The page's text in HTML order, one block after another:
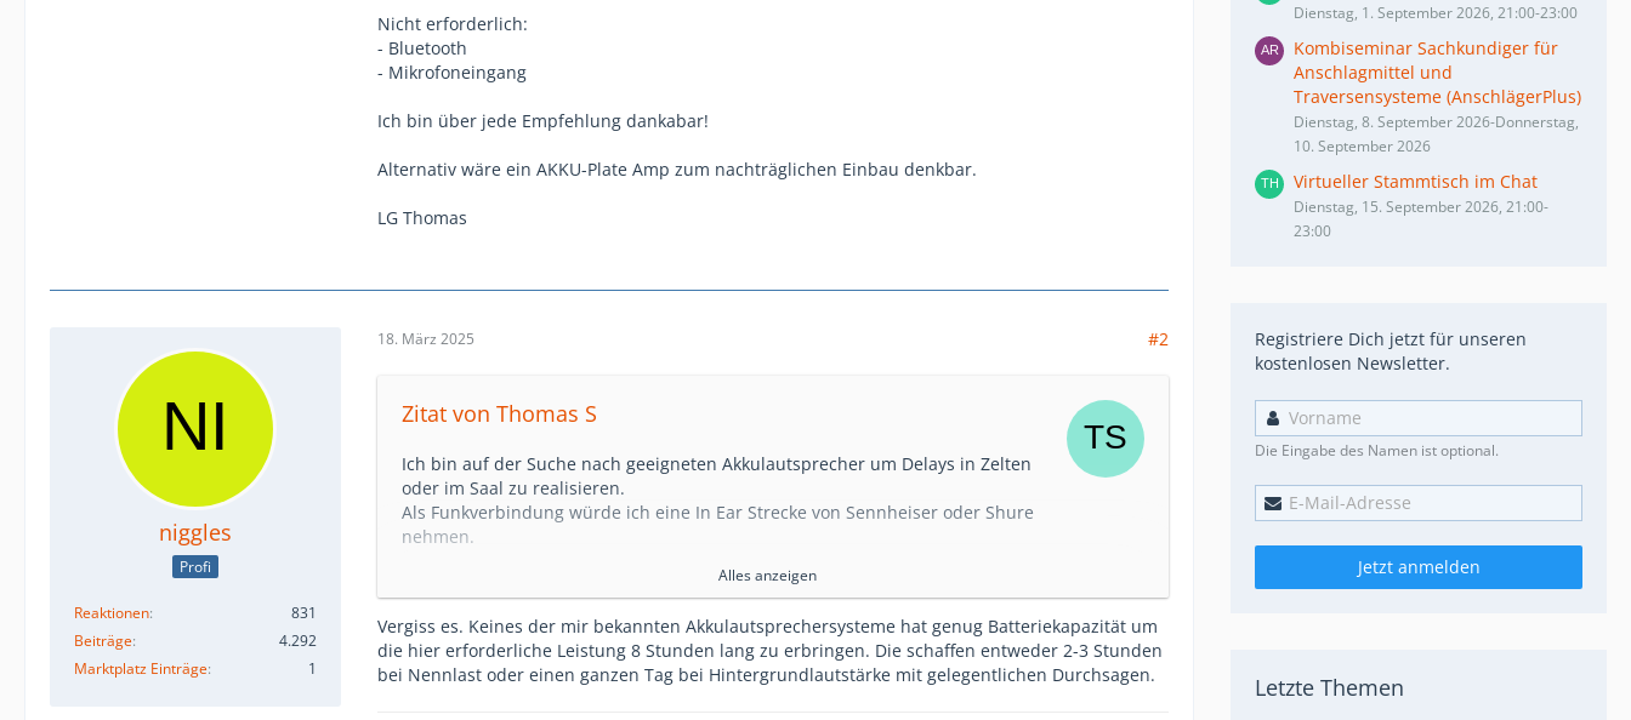
Nicht erforderlich:
- Bluetooth
- Mikrofoneingang
Ich bin über jede Empfehlung dankabar!
Alternativ wäre ein AKKU-Plate Amp zum nachträglichen Einbau denkbar.
LG Thomas
niggles
Profi
Reaktionen
831
Beiträge
4.292
Marktplatz Einträge
1
18. März 2025 #2
Zitat von Thomas S
Ich bin auf der Suche nach geeigneten Akkulautsprecher um Delays in Zelten
oder im Saal zu realisieren.
Als Funkverbindung würde ich eine In Ear Strecke von Sennheiser oder Shure
nehmen.
Anwendungen im Hobbybereich optimiert ist.
Was sollte das Teil können:
- Akkubetrieb mindestens 8 Stunden bei Maximalpegel (bei 80-100Hz getrennt )
- 10" oder 12" oder was ähnliches in der Leistungsklasse ( zb. 6x6" oder 8x4")
Alles anzeigen
Vergiss es. Keines der mir bekannten Akkulautsprechersysteme hat genug Batteriekapazität um
die hier erforderliche Leistung 8 Stunden lang zu erbringen. Die schaffen entweder 2-3 Stunden
bei Nennlast oder einen ganzen Tag bei Hintergrundlautstärke mit gelegentlichen Durchsagen.
Dienstag, 1. September 2026, 21:00-23:00
Kombiseminar Sachkundiger für
Anschlagmittel und
Traversensysteme (AnschlägerPlus)
Dienstag, 8. September 2026-Donnerstag,
10. September 2026
Virtueller Stammtisch im Chat
Dienstag, 15. September 2026, 21:00-
23:00
Registriere Dich jetzt für unseren
kostenlosen Newsletter.
Die Eingabe des Namen ist optional.
Jetzt anmelden
Letzte Themen